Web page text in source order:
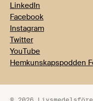
LinkedIn
Facebook
Instagram
Twitter
YouTube
Hemkunskapspodden
© 2026